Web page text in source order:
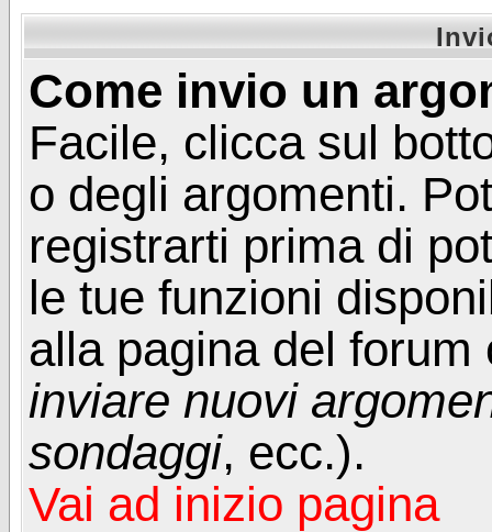
Come invio un
Facile, clicca sul
o degli argomenti.
registrarti prima di
le tue funzioni
alla pagina del
inviare nuovi
sondaggi, ecc.).
Vai ad inizio pagina